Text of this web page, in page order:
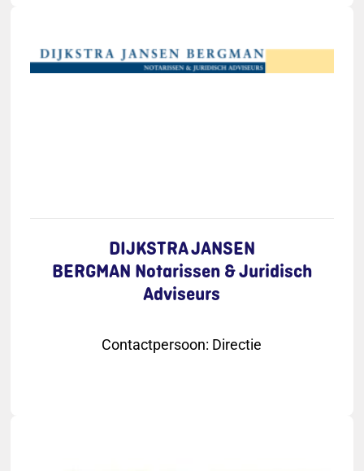
DIJKSTRA JANSEN
BERGMAN Notarissen & Juridisch
Adviseurs
Contactpersoon: Directie